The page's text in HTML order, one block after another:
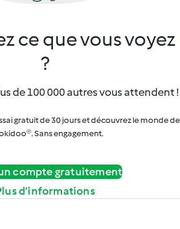
ce que vous voyez
?
de 100 000 autres vous attendent !
gratuit de 30 jours et découvrez le monde de
Sans engagement.
compte gratuitement
d’informations